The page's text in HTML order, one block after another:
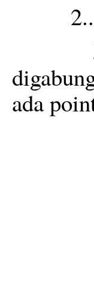
ada